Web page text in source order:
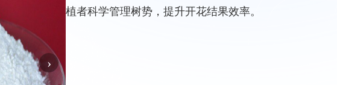
›
植者科学管理树势，提升开花结果效率。